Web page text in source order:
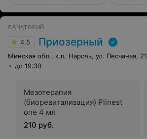
САНАТОРИЙ
4.5 Приозерный
Минская обл., к.п. Нарочь, ул. Песчаная, 21
до 19:30
Мезотерапия
(биоревитализация) Plinest
one 4 мл
210 руб.